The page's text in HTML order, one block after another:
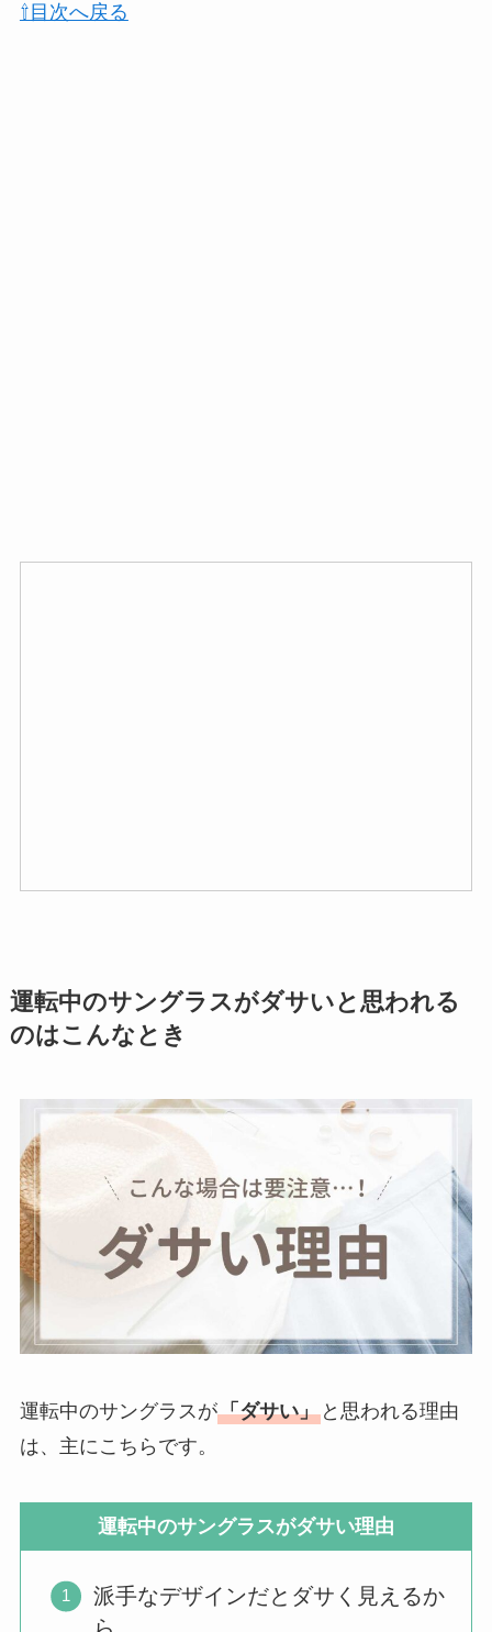
⇧目次へ戻る
運転中のサングラスがダサいと思われる
のはこんなとき
運転中のサングラスが「ダサい」と思われる理由
は、主にこちらです。
運転中のサングラスがダサい理由
派手なデザインだとダサく見えるか